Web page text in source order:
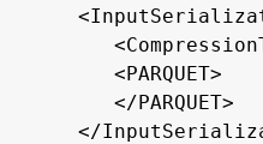
      <PARQUET>
      </PARQUET>
</